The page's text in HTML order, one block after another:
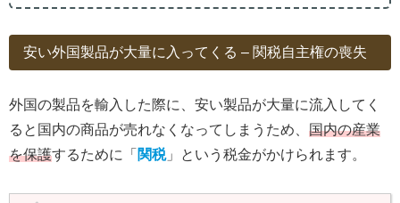
安い外国製品が大量に入ってくる – 関税自主権の喪失
外国の製品を輸入した際に、安い製品が大量に流入してく
ると国内の商品が売れなくなってしまうため、 国内の産業
を保護するために「 関税」という税金がかけられます。